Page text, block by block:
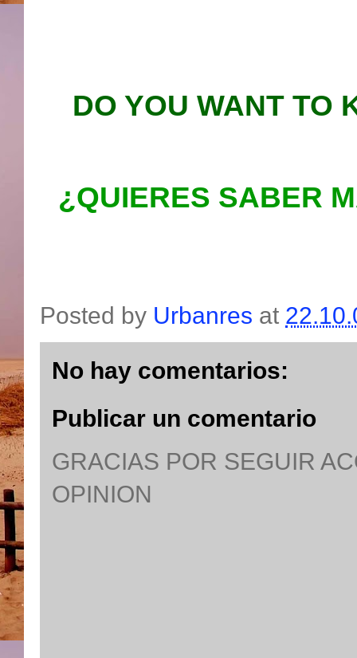
DO YOU WANT TO
¿QUIERES SABER
Posted by Urbanres at
No hay comentarios:
Publicar un comentario
GRACIAS POR SEGUIR
OPINION